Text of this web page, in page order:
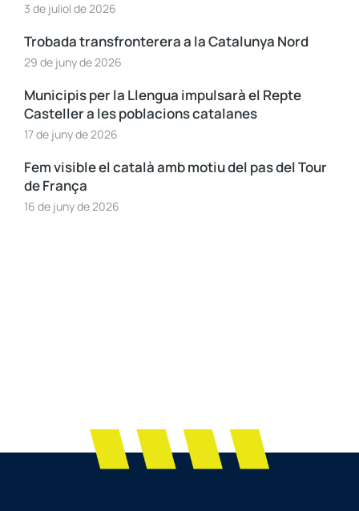
3 de juliol de 2026
Trobada transfronterera a la Catalunya Nord
29 de juny de 2026
Municipis per la Llengua impulsarà el Repte
Casteller a les poblacions catalanes
17 de juny de 2026
Fem visible el català amb motiu del pas del Tour
de França
16 de juny de 2026